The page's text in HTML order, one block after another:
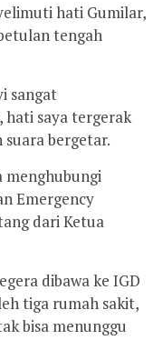
hati Gumilar,
tengah
sangat
hati saya tergerak
bergetar.
menghubungi
Emergency
dari Ketua
dibawa ke IGD
tiga rumah sakit,
bisa menunggu